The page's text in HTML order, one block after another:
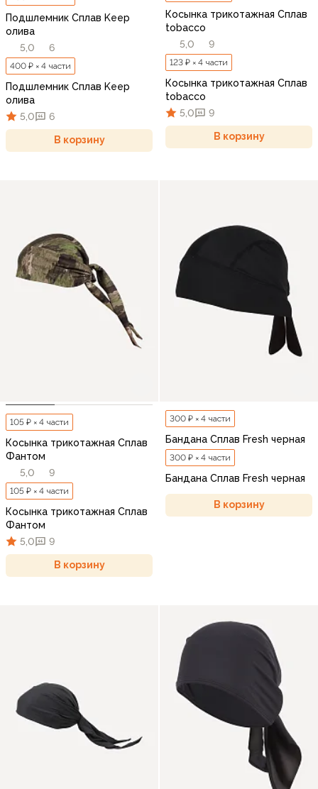
Подшлемник Сплав Keep
олива
5,0
6
400 ₽ × 4 части
Подшлемник Сплав Keep
олива
5,0
6
В корзину
Косынка трикотажная Сплав
tobacco
5,0
9
123 ₽ × 4 части
Косынка трикотажная Сплав
tobacco
5,0
9
В корзину
105 ₽ × 4 части
Косынка трикотажная Сплав
Фантом
5,0
9
105 ₽ × 4 части
Косынка трикотажная Сплав
Фантом
5,0
9
В корзину
300 ₽ × 4 части
Бандана Сплав Fresh черная
300 ₽ × 4 части
Бандана Сплав Fresh черная
В корзину